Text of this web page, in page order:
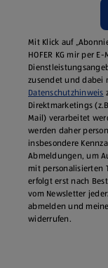
Mit Klick auf
HOFER KG mir per
zusendet und dabei
Datenschutzhinweis
Direktmarketings
Mail) verarbeitet
werden daher
insbesondere
Abmeldungen, um
mit personalisierten
erfolgt erst nach
vom Newsletter
abmelden und
widerrufen.